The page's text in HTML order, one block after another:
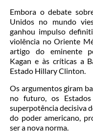
Embora o debate
Unidos no mundo
ganhou impulso
violência no Oriente
artigo do eminente
Kagan e às críticas a
Estado Hillary Clinton.
Os argumentos giram
no futuro, os
superpotência decisiva
do poder americano,
ser a nova norma.